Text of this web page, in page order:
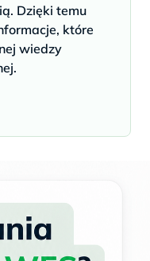
Dzięki temu
które
wiedzy